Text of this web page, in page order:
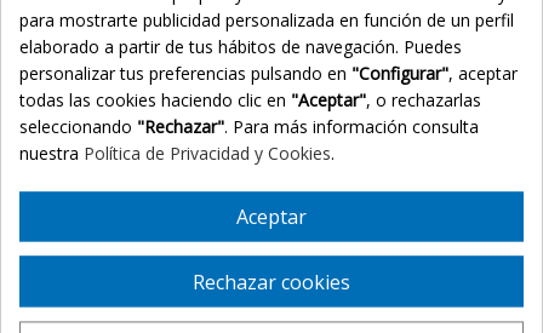
- Recomendamos utilizar la peluca únicamente para salir a la
calle y utilizar un gorrito o turbante para estar en casa. De este
modo alargaremos la vida de la peluca y la mantendremos en
mejores condiciones.
- El cepillado de la pelucadebe realizarse cuando veamos que el
cabello está apelmazado, únicamente con el fin de soltarlo y
desenredarlo en caso de melenas largas.
- Para cepillarla utilizaremos un cepillo tipo paleta o esqueleto y
que tenga las púas protegidas con bolitas para evitar dañar el
interior de la peluca. También sirven peines de púas anchas.
- No es recomendable peinar las pelucas rizadas o con ondas.
para mostrarte publicidad personalizada en función de un perfil
elaborado a partir de tus hábitos de navegación. Puedes
personalizar tus preferencias pulsando en "Configurar", aceptar
todas las cookies haciendo clic en "Aceptar", o rechazarlas
seleccionando "Rechazar". Para más información consulta
nuestra Política de Privacidad y Cookies.
Aceptar
Rechazar cookies